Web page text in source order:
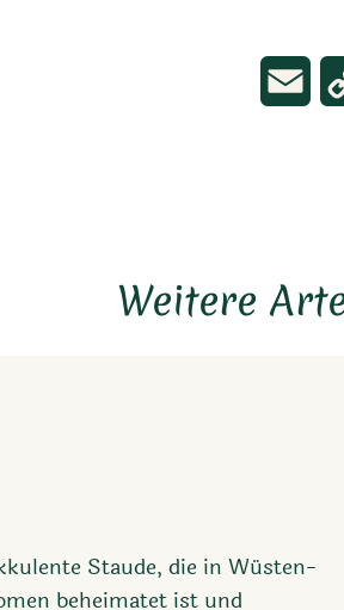
Weitere
Staude, die in Wüsten-
beheimatet ist und